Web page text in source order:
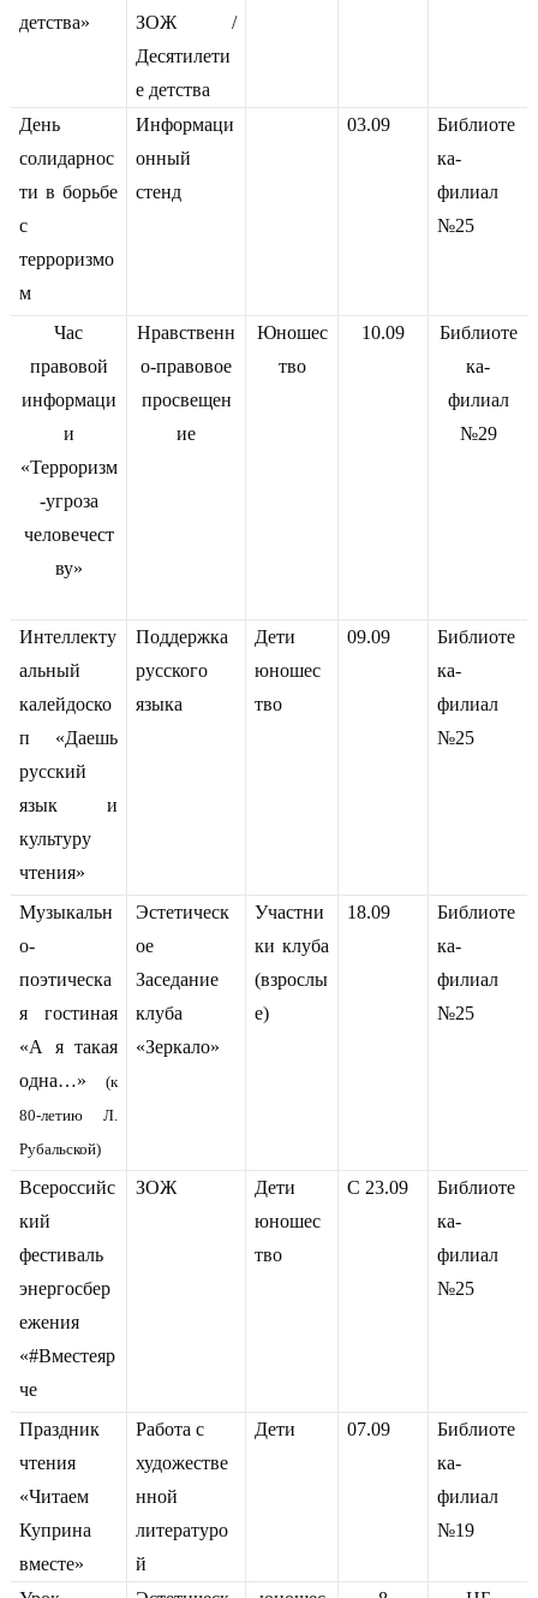
детства»
ЗОЖ /
Десятилети
е детства
День
солидарнос
ти в борьбе
с
терроризмо
м
Информаци
онный
стенд
03.09
Библиоте
ка-
филиал
№25
Час
правовой
информаци
и
«Терроризм
-угроза
человечест
ву»
Нравственн
о-правовое
просвещен
ие
Юношес
тво
10.09
Библиоте
ка-
филиал
№29
Интеллекту
альный
калейдоско
п «Даешь
русский
язык и
культуру
чтения»
Поддержка
русского
языка
Дети
юношес
тво
09.09
Библиоте
ка-
филиал
№25
Музыкальн
о-
поэтическа
я гостиная
«А я такая
одна…» (к
80-летию Л.
Рубальской)
Эстетическ
ое
Заседание
клуба
«Зеркало»
Участни
ки клуба
(взрослы
е)
18.09
Библиоте
ка-
филиал
№25
Всероссийс
кий
фестиваль
энергосбер
ежения
«#Вместеяр
че
ЗОЖ
Дети
юношес
тво
С 23.09
Библиоте
ка-
филиал
№25
Праздник
чтения
«Читаем
Куприна
вместе»
Работа с
художестве
нной
литературо
й
Дети 07.09
Библиоте
ка-
филиал
№19